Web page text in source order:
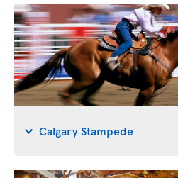
Calgary Stampede